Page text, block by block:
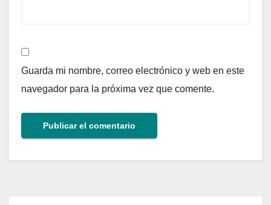
Guarda mi nombre, correo electrónico y web en este
navegador para la próxima vez que comente.